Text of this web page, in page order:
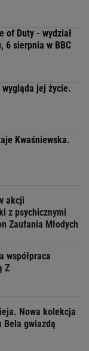
of Duty - wydział
6 sierpnia w BBC
jej życie.
Kwaśniewska.
akcji
z psychicznymi
Zaufania Młodych
współpraca
Z
Nowa kolekcja
Bela gwiazdą